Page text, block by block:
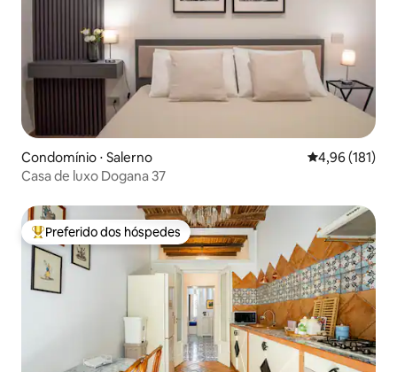
Condomínio ⋅ Salerno 4,96 de uma
4,96 (181)
Casa de luxo Dogana 37
Entre os melhores preferidos dos hóspedes
Preferido dos hóspedes